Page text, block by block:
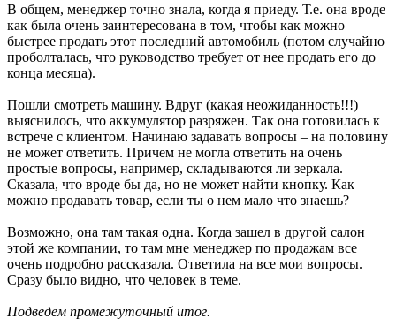
В общем, менеджер точно знала, когда я приеду. Т.е. она вроде
как была очень заинтересована в том, чтобы как можно
быстрее продать этот последний автомобиль (потом случайно
проболталась, что руководство требует от нее продать его до
конца месяца).
Пошли смотреть машину. Вдруг (какая неожиданность!!!)
выяснилось, что аккумулятор разряжен. Так она готовилась к
встрече с клиентом. Начинаю задавать вопросы – на половину
не может ответить. Причем не могла ответить на очень
простые вопросы, например, складываются ли зеркала.
Сказала, что вроде бы да, но не может найти кнопку. Как
можно продавать товар, если ты о нем мало что знаешь?
Возможно, она там такая одна. Когда зашел в другой салон
этой же компании, то там мне менеджер по продажам все
очень подробно рассказала. Ответила на все мои вопросы.
Сразу было видно, что человек в теме.
Подведем промежуточный итог.